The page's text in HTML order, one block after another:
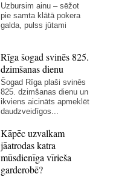
Uzbursim ainu – sēžot
pie samta klātā pokera
galda, pulss jūtami
Rīga šogad svinēs 825.
dzimšanas dienu
Šogad Rīga plaši svinēs
825. dzimšanas dienu un
ikviens aicināts apmeklēt
daudzveidīgos...
Kāpēc uzvalkam
jāatrodas katra
mūsdienīga vīrieša
garderobē?